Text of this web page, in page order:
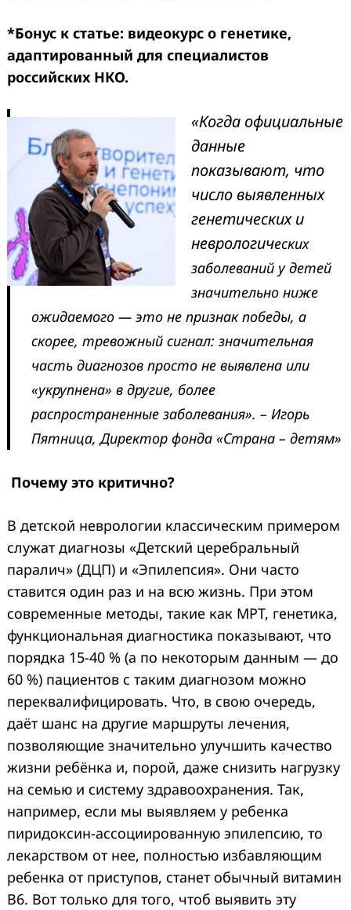
*Бонус к статье: видеокурс о генетике,
адаптированный для специалистов
российских НКО.
«Когда официальные
данные
показывают, что
число выявленных
генетических и
неврологических
заболеваний у детей
значительно ниже
ожидаемого — это не признак победы, а
скорее, тревожный сигнал: значительная
часть диагнозов просто не выявлена или
«укрупнена» в другие, более
распространенные заболевания». – Игорь
Пятница, Директор фонда «Страна – детям»
Почему это критично?
В детской неврологии классическим примером
служат диагнозы «Детский церебральный
паралич» (ДЦП) и «Эпилепсия». Они часто
ставится один раз и на всю жизнь. При этом
современные методы, такие как МРТ, генетика,
функциональная диагностика показывают, что
порядка 15-40 % (а по некоторым данным — до
60 %) пациентов с таким диагнозом можно
переквалифицировать. Что, в свою очередь,
даёт шанс на другие маршруты лечения,
позволяющие значительно улучшить качество
жизни ребёнка и, порой, даже снизить нагрузку
на семью и систему здравоохранения. Так,
например, если мы выявляем у ребенка
пиридоксин-ассоциированную эпилепсию, то
лекарством от нее, полностью избавляющим
ребенка от приступов, станет обычный витамин
В6. Вот только для того, чтоб выявить эту
Search
for: